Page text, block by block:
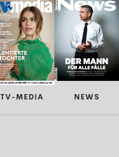
TV-MEDIA NEWS